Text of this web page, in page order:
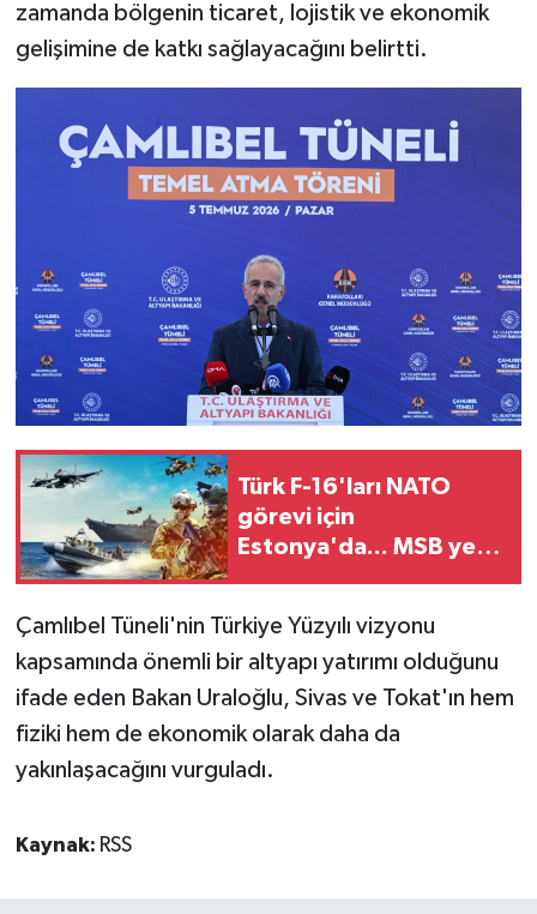
zamanda bölgenin ticaret, lojistik ve ekonomik
gelişimine de katkı sağlayacağını belirtti.
Türk F-16'ları NATO
görevi için
Estonya'da... MSB yerli
Çamlıbel Tüneli'nin Türkiye Yüzyılı vizyonu
kapsamında önemli bir altyapı yatırımı olduğunu
ifade eden Bakan Uraloğlu, Sivas ve Tokat'ın hem
fiziki hem de ekonomik olarak daha da
yakınlaşacağını vurguladı.
Kaynak: RSS